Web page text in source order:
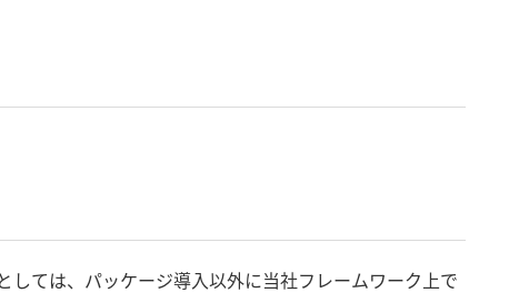
ては、パッケージ導入以外に当社フレームワーク上で